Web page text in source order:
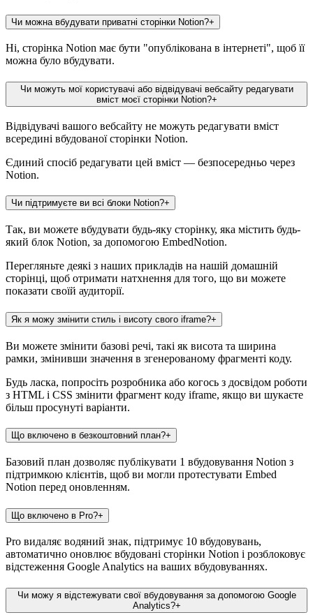
Чи можна вбудувати приватні сторінки Notion?+
Ні, сторінка Notion має бути "опублікована в інтернеті", щоб її
можна було вбудувати.
Чи можуть мої користувачі або відвідувачі вебсайту редагувати
вміст моєї сторінки Notion?+
Відвідувачі вашого вебсайту не можуть редагувати вміст
всередині вбудованої сторінки Notion.
Єдиний спосіб редагувати цей вміст — безпосередньо через
Notion.
Чи підтримуєте ви всі блоки Notion?+
Так, ви можете вбудувати будь-яку сторінку, яка містить будь-
який блок Notion, за допомогою EmbedNotion.
Перегляньте деякі з наших прикладів на нашій домашній
сторінці, щоб отримати натхнення для того, що ви можете
показати своїй аудиторії.
Як я можу змінити стиль і висоту свого iframe?+
Ви можете змінити базові речі, такі як висота та ширина
рамки, змінивши значення в згенерованому фрагменті коду.
Будь ласка, попросіть розробника або когось з досвідом роботи
з HTML і CSS змінити фрагмент коду iframe, якщо ви шукаєте
більш просунуті варіанти.
Що включено в безкоштовний план?+
Базовий план дозволяє публікувати 1 вбудовування Notion з
підтримкою клієнтів, щоб ви могли протестувати Embed
Notion перед оновленням.
Що включено в Pro?+
Pro видаляє водяний знак, підтримує 10 вбудовувань,
автоматично оновлює вбудовані сторінки Notion і розблоковує
відстеження Google Analytics на ваших вбудовуваннях.
Чи можу я відстежувати свої вбудовування за допомогою Google
Analytics?+